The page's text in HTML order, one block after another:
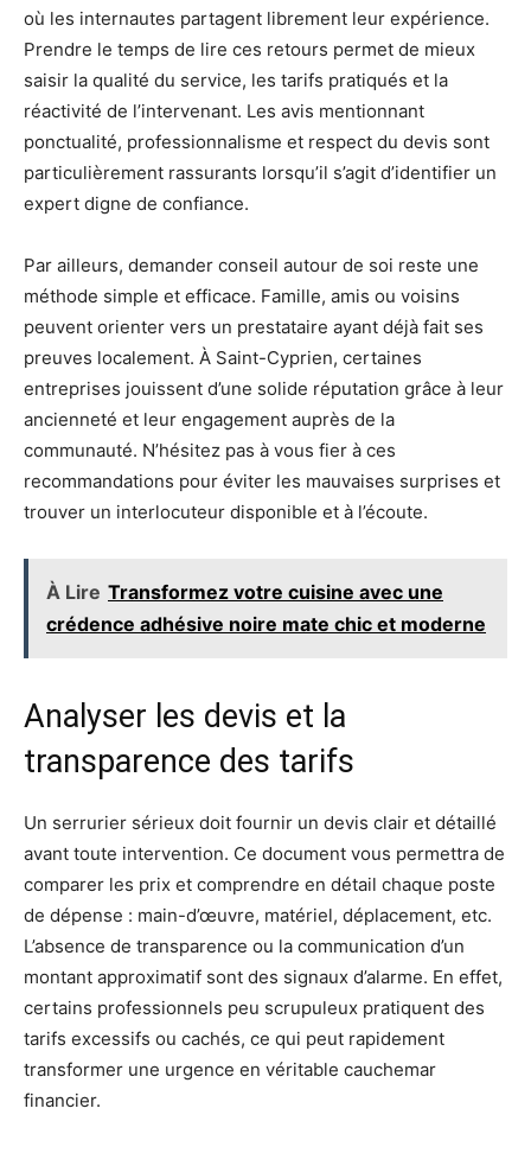
où les internautes partagent librement leur expérience.
Prendre le temps de lire ces retours permet de mieux
saisir la qualité du service, les tarifs pratiqués et la
réactivité de l’intervenant. Les avis mentionnant
ponctualité, professionnalisme et respect du devis sont
particulièrement rassurants lorsqu’il s’agit d’identifier un
expert digne de confiance.
Par ailleurs, demander conseil autour de soi reste une
méthode simple et efficace. Famille, amis ou voisins
peuvent orienter vers un prestataire ayant déjà fait ses
preuves localement. À Saint-Cyprien, certaines
entreprises jouissent d’une solide réputation grâce à leur
ancienneté et leur engagement auprès de la
communauté. N’hésitez pas à vous fier à ces
recommandations pour éviter les mauvaises surprises et
trouver un interlocuteur disponible et à l’écoute.
À Lire Transformez votre cuisine avec une
crédence adhésive noire mate chic et moderne
Analyser les devis et la
transparence des tarifs
Un serrurier sérieux doit fournir un devis clair et détaillé
avant toute intervention. Ce document vous permettra de
comparer les prix et comprendre en détail chaque poste
de dépense : main-d’œuvre, matériel, déplacement, etc.
L’absence de transparence ou la communication d’un
montant approximatif sont des signaux d’alarme. En effet,
certains professionnels peu scrupuleux pratiquent des
tarifs excessifs ou cachés, ce qui peut rapidement
transformer une urgence en véritable cauchemar
financier.